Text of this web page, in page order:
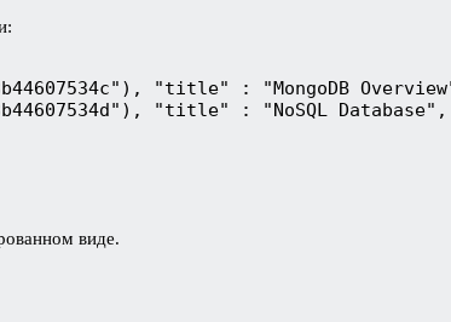
"title" : "MongoDB
"title" : "NoSQL
виде.